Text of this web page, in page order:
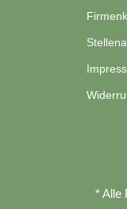
* Alle